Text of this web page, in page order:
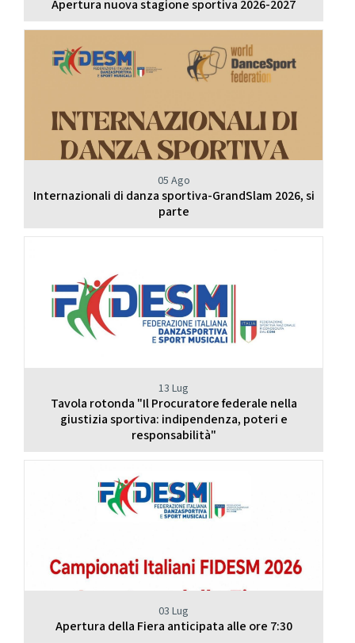
Apertura nuova stagione sportiva 2026-2027
05 Ago
Internazionali di danza sportiva-GrandSlam 2026, si
parte
13 Lug
Tavola rotonda "Il Procuratore federale nella
giustizia sportiva: indipendenza, poteri e
responsabilità"
03 Lug
Apertura della Fiera anticipata alle ore 7:30